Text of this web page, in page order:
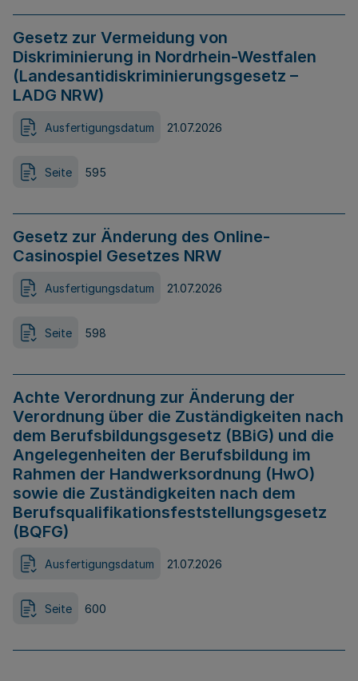
Gesetz zur Vermeidung von
Diskriminierung in Nordrhein-Westfalen
(Landesantidiskriminierungsgesetz –
LADG NRW)
Ausfertigungsdatum 21.07.2026
Seite 595
Gesetz zur Änderung des Online-
Casinospiel Gesetzes NRW
Ausfertigungsdatum 21.07.2026
Seite 598
Achte Verordnung zur Änderung der
Verordnung über die Zuständigkeiten nach
dem Berufsbildungsgesetz (BBiG) und die
Angelegenheiten der Berufsbildung im
Rahmen der Handwerksordnung (HwO)
sowie die Zuständigkeiten nach dem
Berufsqualifikationsfeststellungsgesetz
(BQFG)
Ausfertigungsdatum 21.07.2026
Seite 600